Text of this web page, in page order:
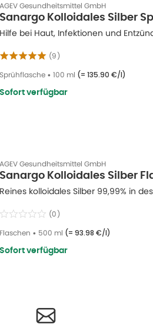
AGEV Gesundheitsmittel GmbH
Sanargo Kolloidales Silber
Hilfe bei Haut, Infektionen und
(9)
Sprühflasche • 100 ml (= 135.90 €/l)
Sofort verfügbar
AGEV Gesundheitsmittel GmbH
Sanargo Kolloidales Silber
Reines kolloidales Silber 99,99% in
(0)
Flaschen • 500 ml (= 93.98 €/l)
Sofort verfügbar